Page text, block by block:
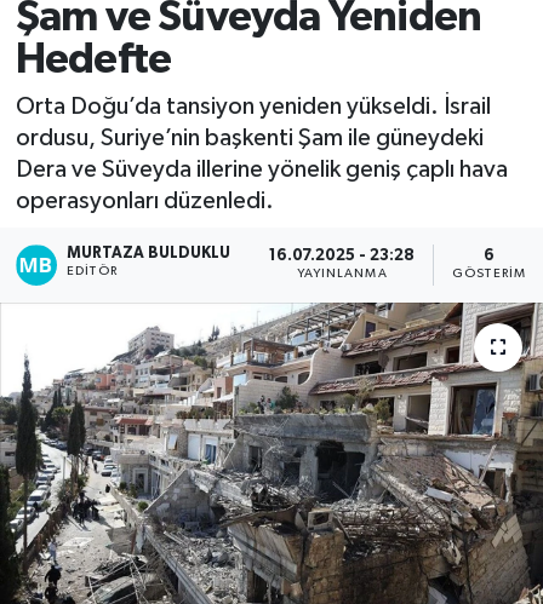
Şam ve Süveyda Yeniden
Hedefte
Orta Doğu’da tansiyon yeniden yükseldi. İsrail
ordusu, Suriye’nin başkenti Şam ile güneydeki
Dera ve Süveyda illerine yönelik geniş çaplı hava
operasyonları düzenledi.
MURTAZA BULDUKLU
EDITÖR
16.07.2025 - 23:28
YAYINLANMA
6
GÖSTERIM
Ekonomi
Kadın
Magazin
Haber Arşivi